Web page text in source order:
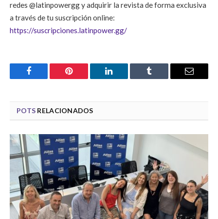
redes @latinpowergg y adquirir la revista de forma exclusiva
a través de tu suscripción online:
https://suscripciones.latinpower.gg/
Facebook Pinterest LinkedIn Tumblr Email
POTS RELACIONADOS